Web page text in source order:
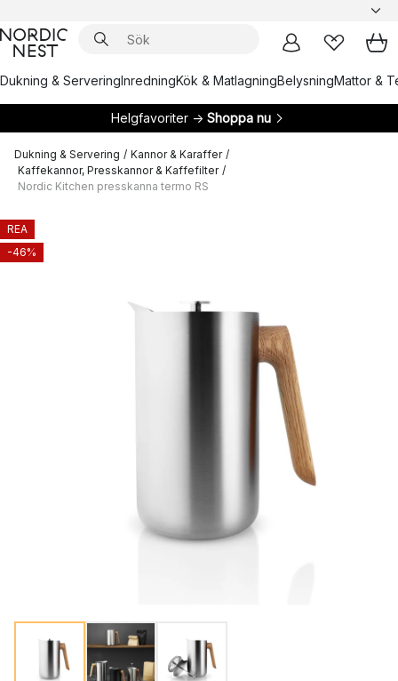
Dukning & ServeringInredningKök & MatlagningBelysningMattor &
Helgfavoriter → Shoppa nu
Dukning & Servering / Kannor & Karaffer /
Kaffekannor, Presskannor & Kaffefilter /
Nordic Kitchen presskanna termo RS
REA
-46%